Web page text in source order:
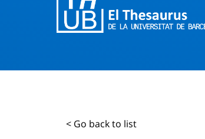
< Go back to list